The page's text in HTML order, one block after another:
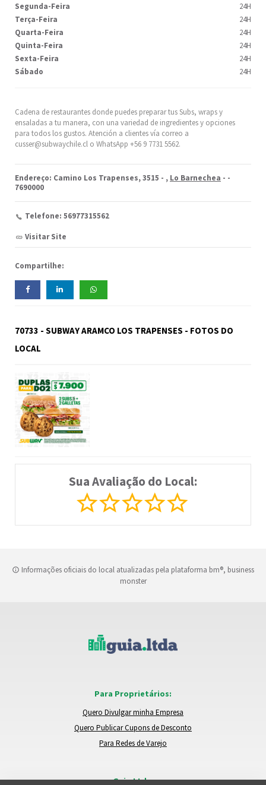
Cadena de restaurantes donde puedes preparar tus Subs, wraps y
ensaladas a tu manera, con una variedad de ingredientes y opciones
para todos los gustos. Atención a clientes vía correo a
cusser@subwaychile.cl o WhatsApp +56 9 7731 5562.
Endereço: Camino Los Trapenses, 3515 - , Lo Barnechea - -
7690000
Telefone: 56977315562
Visitar Site
Compartilhe:
70733 - SUBWAY ARAMCO LOS TRAPENSES - FOTOS DO
LOCAL
Sua Avaliação do Local:
Segunda-Feira
24H
Terça-Feira
24H
Quarta-Feira
24H
Quinta-Feira
24H
Sexta-Feira
24H
Sábado
24H
Informações oficiais do local atualizadas pela plataforma bm®, business
monster
Para Proprietários:
Quero Divulgar minha Empresa
Quero Publicar Cupons de Desconto
Para Redes de Varejo
Guia.Ltda: